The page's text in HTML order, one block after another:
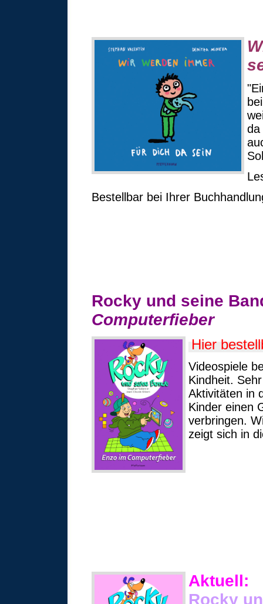
da
Bestellbar bei Ihrer
Rocky und seine
Computerfieber
Hier
Videospiele
Kindheit.
Aktivitäten in
Kinder einen
verbringen.
zeigt sich in
Aktuell:
Rocky